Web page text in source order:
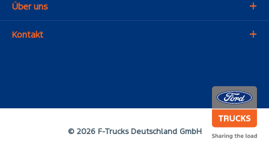
Über uns
Kontakt
© 2026 F-Trucks Deutschland GmbH